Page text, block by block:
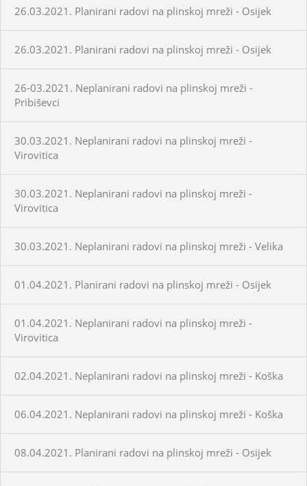
26.03.2021. Planirani radovi na plinskoj mreži - Osijek
26.03.2021. Planirani radovi na plinskoj mreži - Osijek
26-03.2021. Neplanirani radovi na plinskoj mreži -
Pribiševci
30.03.2021. Neplanirani radovi na plinskoj mreži -
Virovitica
30.03.2021. Neplanirani radovi na plinskoj mreži -
Virovitica
30.03.2021. Neplanirani radovi na plinskoj mreži - Velika
01.04.2021. Planirani radovi na plinskoj mreži - Osijek
01.04.2021. Neplanirani radovi na plinskoj mreži -
Virovitica
02.04.2021. Neplanirani radovi na plinskoj mreži - Koška
06.04.2021. Neplanirani radovi na plinskoj mreži - Koška
08.04.2021. Planirani radovi na plinskoj mreži - Osijek